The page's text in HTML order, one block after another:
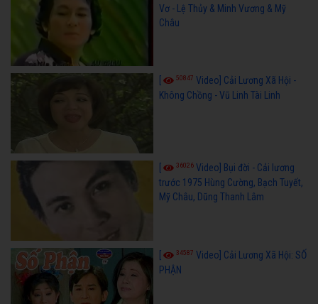
Vơ - Lệ Thủy & Minh Vương & Mỹ
Châu
50847 Video] Cải Lương Xã Hội -
Không Chồng - Vũ Linh Tài Linh
36026 Video] Bụi đời - Cải lương
trước 1975 Hùng Cường, Bạch Tuyết,
Mỹ Châu, Dũng Thanh Lâm
34587 Video] Cải Lương Xã Hội: SỐ
PHẬN